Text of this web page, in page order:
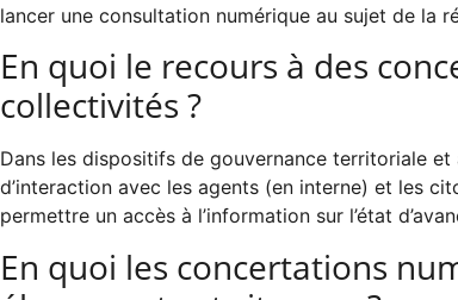
lancer une consultation numérique au sujet de la
En quoi le recours à des
collectivités ?
Dans les dispositifs de gouvernance territoriale
d’interaction avec les agents (en interne) et les
permettre un accès à l’information sur l’état
En quoi les concertations